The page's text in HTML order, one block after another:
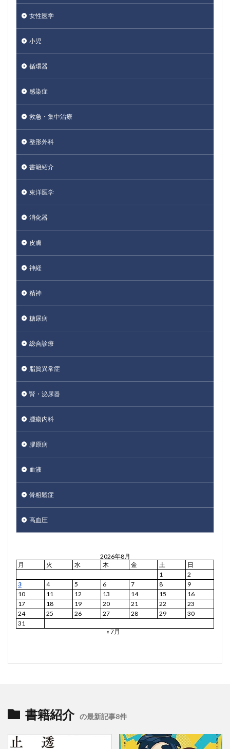
女性医学
小児
循環器
感染症
救急・集中治療
整形外科
書籍紹介
東洋医学
消化器
皮膚
神経
精神
糖尿病
総合診療
脂質異常症
腎・泌尿器
腫瘍内科
膠原病
血液
骨粗鬆症
高血圧
2026年8月
月
火 水 木 金 土
日
1
2
3
4 5 6 7 8
9
10
11 12 13 14 15
16
17
18 19 20 21 22
23
24
25 26 27 28 29
30
31
« 7月
書籍紹介 の最新記事8件